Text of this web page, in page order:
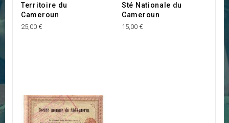
Territoire du
Cameroun
25,00 €
Sté Nationale du
Cameroun
15,00 €